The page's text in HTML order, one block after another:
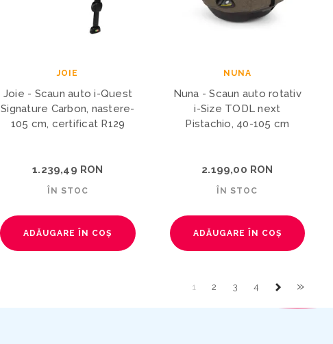
JOIE
Joie - Scaun auto i-Quest
Signature Carbon, nastere-
105 cm, certificat R129
1.239,49 RON
ÎN STOC
ADĂUGARE ÎN COȘ
NUNA
Nuna - Scaun auto rotativ
i-Size TODL next
Pistachio, 40-105 cm
2.199,00 RON
ÎN STOC
ADĂUGARE ÎN COȘ
1 2 3 4 »